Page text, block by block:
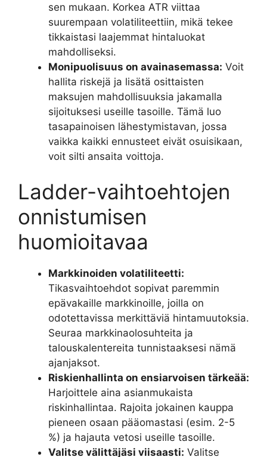
sen mukaan. Korkea ATR viittaa
suurempaan volatiliteettiin, mikä tekee
tikkaistasi laajemmat hintaluokat
mahdolliseksi.
Monipuolisuus on avainasemassa: Voit
hallita riskejä ja lisätä osittaisten
maksujen mahdollisuuksia jakamalla
sijoituksesi useille tasoille. Tämä luo
tasapainoisen lähestymistavan, jossa
vaikka kaikki ennusteet eivät osuisikaan,
voit silti ansaita voittoja.
Ladder-vaihtoehtojen
onnistumisen
huomioitavaa
Markkinoiden volatiliteetti:
Tikasvaihtoehdot sopivat paremmin
epävakaille markkinoille, joilla on
odotettavissa merkittäviä hintamuutoksia.
Seuraa markkinaolosuhteita ja
talouskalentereita tunnistaaksesi nämä
ajanjaksot.
Riskienhallinta on ensiarvoisen tärkeää:
Harjoittele aina asianmukaista
riskinhallintaa. Rajoita jokainen kauppa
pieneen osaan pääomastasi (esim. 2-5
%) ja hajauta vetosi useille tasoille.
Valitse välittäjäsi viisaasti: Valitse